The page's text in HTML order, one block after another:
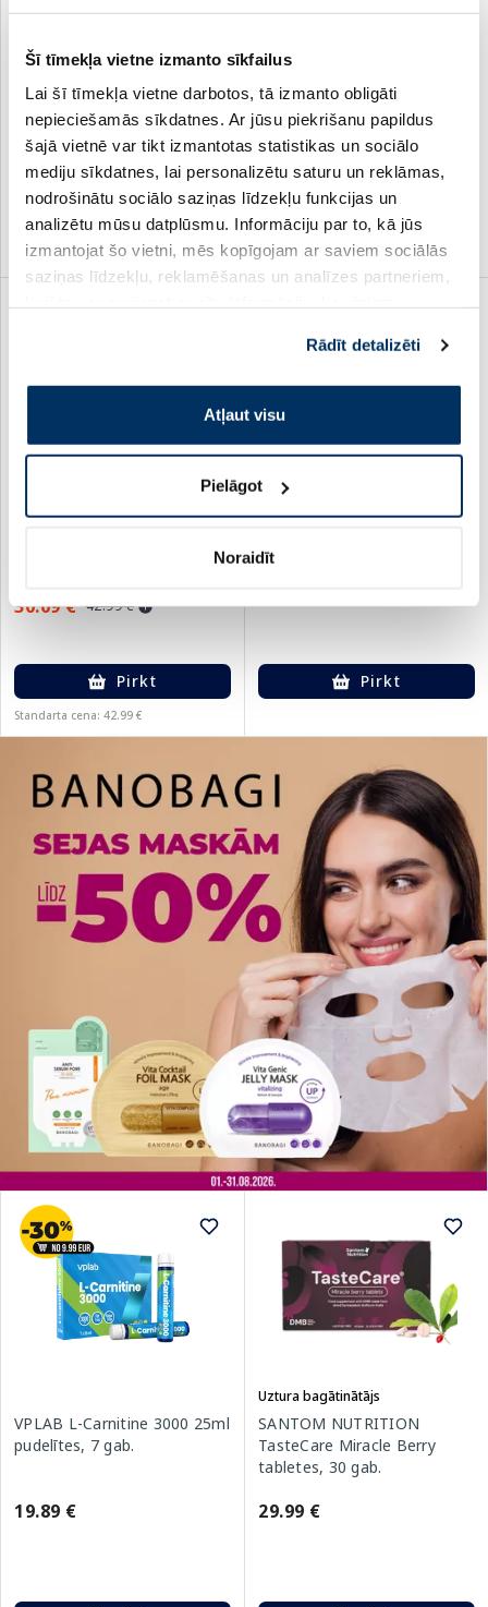
Šī tīmekļa vietne izmanto sīkfailus
Lai šī tīmekļa vietne darbotos, tā izmanto obligāti
nepieciešamās sīkdatnes. Ar jūsu piekrišanu papildus
šajā vietnē var tikt izmantotas statistikas un sociālo
mediju sīkdatnes, lai personalizētu saturu un reklāmas,
nodrošinātu sociālo saziņas līdzekļu funkcijas un
analizētu mūsu datplūsmu. Informāciju par to, kā jūs
izmantojat šo vietni, mēs kopīgojam ar saviem sociālās
saziņas līdzekļu, reklamēšanas un analīzes partneriem,
pakalpojumus. Ja piekrītat šo papildu sīkdatņu
izmantošanai, lūdzu, atzīmējiet savu izvēli:
Rādīt detalizēti
Atļaut visu
Pielāgot
Noraidīt
OSTROVIT CLA 1000mg
tabletes, gab.
3.49 € 4.99 €
Pirkt
Standarta cena: 4.99 €
ICONFIT CLA pulveris, 300 g
14.29 € 25.99 €
Pirkt
Standarta cena: 25.99 €
-30%
MESOESTETIC Grascontrol
30.09 € 42.99 €
Pirkt
Standarta cena: 42.99 €
Uztura bagātinātājs
SILVANOLS Green Detox
Pirkt
VPLAB L-Carnitine 3000 25ml
pudelītes, 7 gab.
19.89 €
Uztura bagātinātājs
SANTOM NUTRITION
TasteCare Miracle Berry
tabletes, 30 gab.
29.99 €